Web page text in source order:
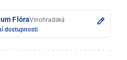
FlóraVinohradská
dostupnosti